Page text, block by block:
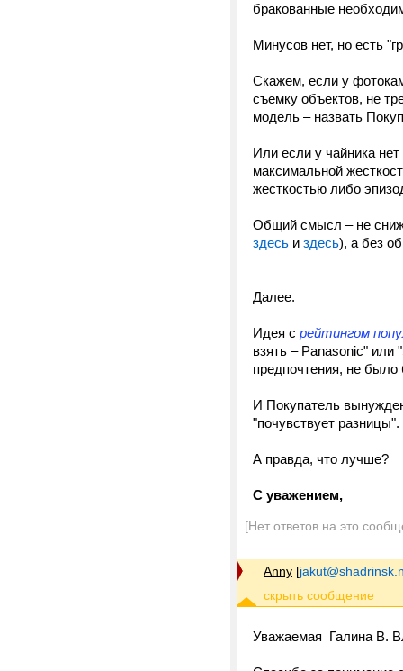
бракованные
Минусов нет, но есть
Скажем, если у
съемку объектов, не
модель – назвать
Или если у чайника
максимальной
жесткостью либо
Общий смысл – не
здесь и здесь), а без
Далее.
Идея с рейтингом
взять – Panasonic"
предпочтения, не было
И Покупатель
"почувствует
А правда, что лучше?
С уважением,
[Нет ответов на это
Anny [
Уважаемая Галина В.